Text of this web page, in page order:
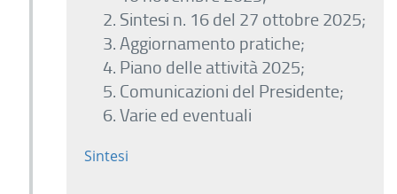
Sintesi n. 16 del 27 ottobre 2025;
Aggiornamento pratiche;
Piano delle attività 2025;
Comunicazioni del Presidente;
Varie ed eventuali
Sintesi